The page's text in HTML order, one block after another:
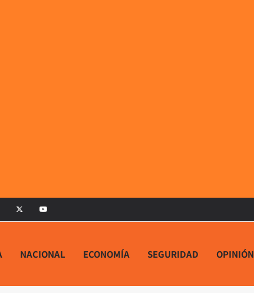
NACIONAL ECONOMÍA SEGURIDAD OPINIÓN